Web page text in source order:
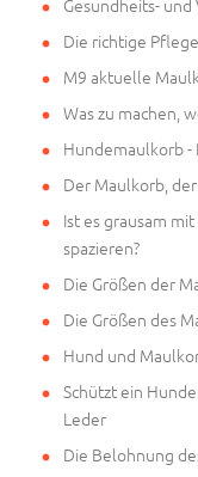
Gesundheits-
Die richtige
M9 aktuelle
Was zu machen,
Hundemaulkorb
Der Maulkorb,
Ist es grausam
spazieren?
Die Größen der
Die Größen des
Hund und
Schützt ein
Leder
Die Belohnung